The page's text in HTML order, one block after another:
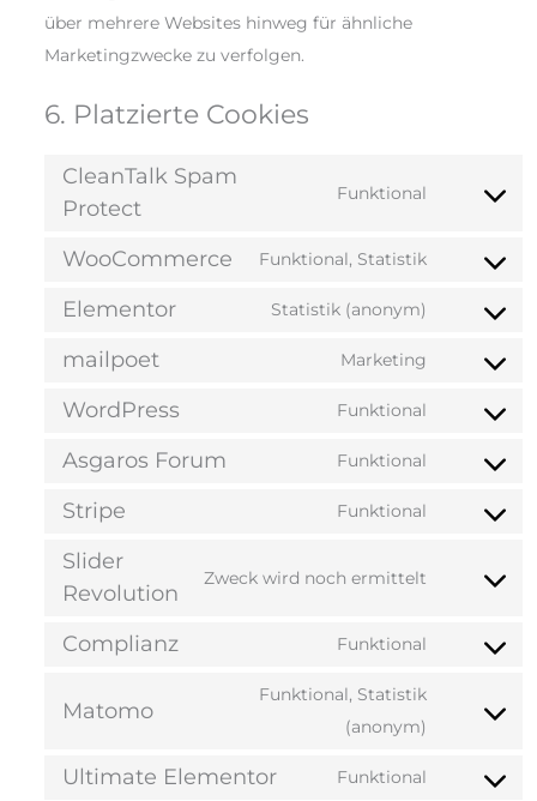
über mehrere Websites hinweg für ähnliche
Marketingzwecke zu verfolgen.
6. Platzierte Cookies
CleanTalk Spam
Protect
Funktional
WooCommerce Funktional, Statistik
Elementor Statistik (anonym)
mailpoet Marketing
WordPress Funktional
Asgaros Forum Funktional
Stripe Funktional
Slider
Revolution
Zweck wird noch ermittelt
Complianz Funktional
Matomo
Funktional, Statistik
(anonym)
Ultimate Elementor Funktional